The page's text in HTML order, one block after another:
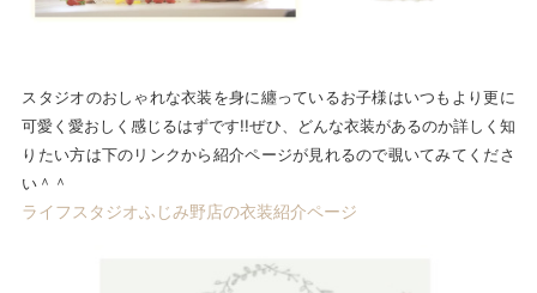
スタジオのおしゃれな衣装を身に纏っているお子様はいつもより更に
可愛く愛おしく感じるはずです!!ぜひ、どんな衣装があるのか詳しく知
りたい方は下のリンクから紹介ページが見れるので覗いてみてくださ
い＾＾
ライフスタジオふじみ野店の衣装紹介ページ